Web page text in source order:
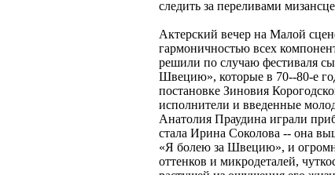
следить за переливами
Актерский вечер на Малой
гармоничностью всех
решили по случаю фестиваля
Швецию», которые в 70--80-е
постановке Зиновия
исполнители и введенные
Анатолия Праудина играли
стала Ирина Соколова -- она
«Я болею за Швецию», и
оттенков и микродеталей,